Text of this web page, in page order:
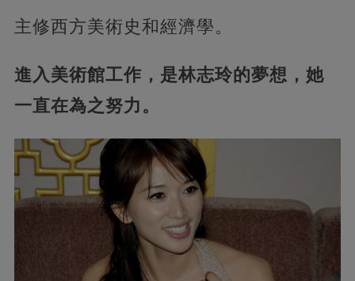
主修西方美術史和經濟學。
進入美術館工作，是林志玲的夢想，她
一直在為之努力。